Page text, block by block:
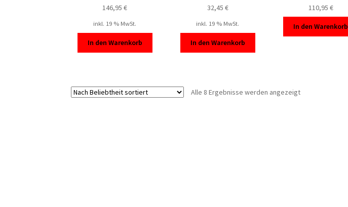
146,95€
inkl. 19 % MwSt.
In den Warenkorb
32,45 €
inkl. 19 % MwSt.
In den Warenkorb
110,95 €
In den Warenkorb
Alle 8 Ergebnisse werden angezeigtNach